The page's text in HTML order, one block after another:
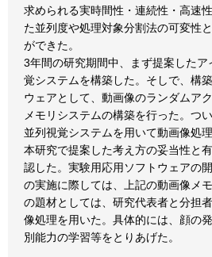
求められる実時間性・連続性・高速
た並列度や処理対象分割法の可変性
ができた。
3年間の研究期間中、まず提案したア
覚システムを構築した。そしで、構
ウェアとして、動画像のランダムア
メモリシステムの構築を行った。つ
並列視覚システムを用いて動画像処
本研究で提案した考え方の妥当性と
認した。実験用応用ソフトウェアの
の実施に際しては、上記の動画像メ
の題材としては、研究代表者と分担
像処理を用いた。具体的には、顔の
別能力の学習等をとりあげた。